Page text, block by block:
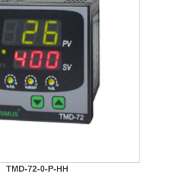
TMD-72-0-P-HH